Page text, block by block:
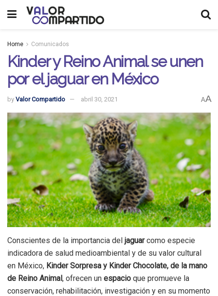
Home Comunicados
Kinder y Reino Animal se unen
por el jaguar en México
by Valor Compartido abril 30, 2021 AA
Conscientes de la importancia del jaguarcomo especie
indicadora de salud medioambiental y de su valor cultural
en México, Kinder Sorpresa y Kinder Chocolate, de la mano
de Reino Animal, ofrecen un espacio que promueve la
conservación, rehabilitación, investigación y en su momento